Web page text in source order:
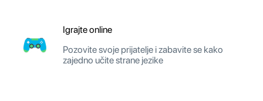
Igrajte online
Pozovite svoje prijatelje i zabavite se kako
zajedno učite strane jezike